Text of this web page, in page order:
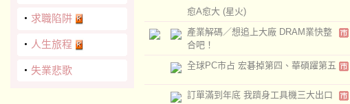
‧ 求職陷阱
‧ 人生旅程
‧ 失業悲歌
愈A愈大 (星火)
產業解碼／想追上大廠 DRAM業快整
合吧！
全球PC市占 宏碁掉第四、華碩躍第五
訂單滿到年底 我躋身工具機三大出口